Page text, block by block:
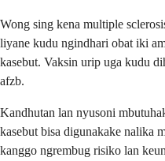
Wong sing kena multiple
liyane kudu ngindhari obat iki
kasebut. Vaksin urip uga kudu
afzb.
Kandhutan lan nyusoni
kasebut bisa digunakake nalika
kanggo ngrembug risiko lan